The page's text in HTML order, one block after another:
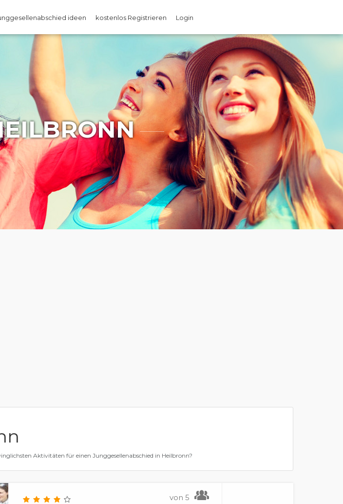
ideen kostenlos Registrieren Login
Aktivitäten für einen Junggesellenabschied in Heilbronn?
von 5